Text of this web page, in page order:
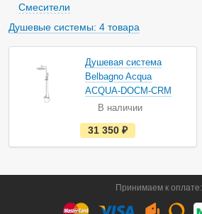
Смесители
Душевые системы: 4 товара
Душевая система
Belbagno Acqua
ACQUA-DOCM-CRM
В наличии
е
с
т
н
а
и
31 350
Принимаем к оплате: